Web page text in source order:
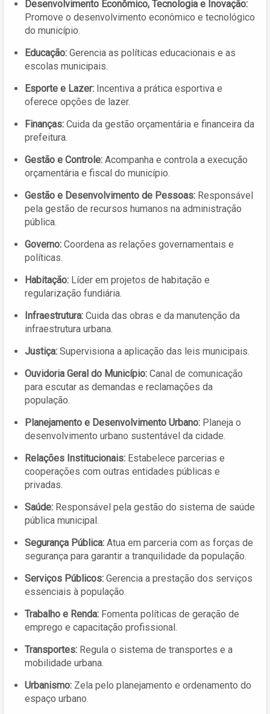
Desenvolvimento Econômico, Tecnologia e Inovação:
Promove o desenvolvimento econômico e tecnológico
do município.
Educação: Gerencia as políticas educacionais e as
escolas municipais.
Esporte e Lazer: Incentiva a prática esportiva e
oferece opções de lazer.
Finanças: Cuida da gestão orçamentária e financeira da
prefeitura.
Gestão e Controle: Acompanha e controla a execução
orçamentária e fiscal do município.
Gestão e Desenvolvimento de Pessoas: Responsável
pela gestão de recursos humanos na administração
pública.
Governo: Coordena as relações governamentais e
políticas.
Habitação: Líder em projetos de habitação e
regularização fundiária.
Infraestrutura: Cuida das obras e da manutenção da
infraestrutura urbana.
Justiça: Supervisiona a aplicação das leis municipais.
Ouvidoria Geral do Município: Canal de comunicação
para escutar as demandas e reclamações da
população.
Planejamento e Desenvolvimento Urbano: Planeja o
desenvolvimento urbano sustentável da cidade.
Relações Institucionais: Estabelece parcerias e
cooperações com outras entidades públicas e
privadas.
Saúde: Responsável pela gestão do sistema de saúde
pública municipal.
Segurança Pública: Atua em parceria com as forças de
segurança para garantir a tranquilidade da população.
Serviços Públicos: Gerencia a prestação dos serviços
essenciais à população.
Trabalho e Renda: Fomenta políticas de geração de
emprego e capacitação profissional.
Transportes: Regula o sistema de transportes e a
mobilidade urbana.
Urbanismo: Zela pelo planejamento e ordenamento do
espaço urbano.